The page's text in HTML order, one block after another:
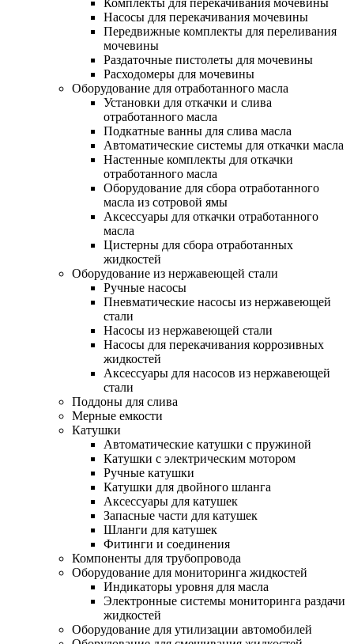
Комплекты для перекачивания мочевины
Насосы для перекачивания мочевины
Передвижные комплекты для переливания
мочевины
Раздаточные пистолеты для мочевины
Расходомеры для мочевины
Оборудование для отработанного масла
Установки для откачки и слива
отработанного масла
Подкатные ванны для слива масла
Автоматические системы для откачки масла
Настенные комплекты для откачки
отработанного масла
Оборудование для сбора отработанного
масла из сотровой ямы
Аксессуары для откачки отработанного
масла
Цистерны для сбора отработанных
жидкостей
Оборудование из нержавеющей стали
Ручные насосы
Пневматические насосы из нержавеющей
стали
Насосы из нержавеющей стали
Насосы для перекачивания коррозивных
жидкостей
Аксессуары для насосов из нержавеющей
стали
Поддоны для слива
Мерные емкости
Катушки
Автоматические катушки с пружиной
Катушки с электрическим мотором
Ручные катушки
Катушки для двойного шланга
Аксессуары для катушек
Запасные части для катушек
Шланги для катушек
Фитинги и соединения
Компоненты для трубопровода
Оборудование для мониторинга жидкостей
Индикаторы уровня для масла
Электронные системы мониторинга раздачи
жидкостей
Оборудование для утилизации автомобилей